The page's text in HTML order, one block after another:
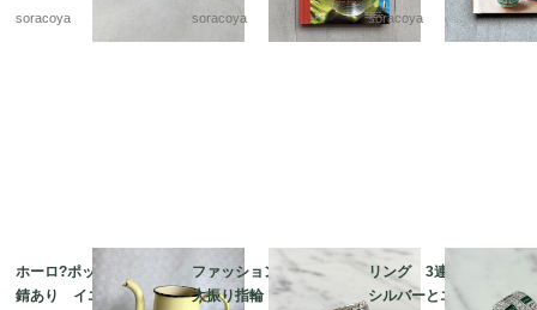
soracoya soracoya soracoya
ホーロ?ポット 蓋なし
錆あり イエロー ア
ファッションリング
大振り指輪 メタル
リング 3連リング
シルバーとエメラルド